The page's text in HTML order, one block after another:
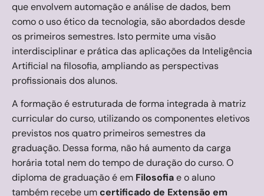
que envolvem automação e análise de dados, bem
como o uso ético da tecnologia, são abordados desde
os primeiros semestres. Isto permite uma visão
interdisciplinar e prática das aplicações da Inteligência
Artificial na filosofia, ampliando as perspectivas
profissionais dos alunos.
A formação é estruturada de forma integrada à matriz
curricular do curso, utilizando os componentes eletivos
previstos nos quatro primeiros semestres da
graduação. Dessa forma, não há aumento da carga
horária total nem do tempo de duração do curso. O
diploma de graduação é em Filosofiae o aluno
também recebe umcertificado de Extensão em